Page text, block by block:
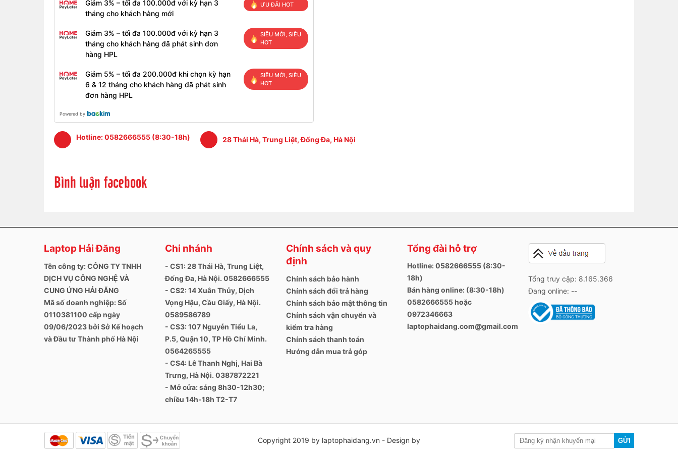
Cổng kết nối bổ sung thêm Thunderbolt 4
Cho đến nay, Microsoft đã sử dụng kết hợp đầu nối Surface của riêng mình và cổng USB thông thường (USB-A
Cạnh trái: Nút chỉnh âm lượng, giắc cắm âm thanh nổi 3,5 mm
Cạnh phải: Cổng sạc Surface , 2x USB-C w / Thunderbolt 4, nút nguồn
Dưới cùng: Chân tiếp xúc cho phím
Giảm 3% – tối đa 100.000đ với kỳ hạn 3
tháng cho khách hàng mới
ƯU ĐÃI HOT
Giảm 3% – tối đa 100.000đ với kỳ hạn 3
tháng cho khách hàng đã phát sinh đơn
hàng HPL
SIÊU MỚI, SIÊU
HOT
Giảm 5% – tối đa 200.000đ khi chọn kỳ hạn
6 & 12 tháng cho khách hàng đã phát sinh
đơn hàng HPL
SIÊU MỚI, SIÊU
HOT
Powered by
Hotline:0582666555 (8:30-18h) 28 Thái Hà, Trung Liệt, Đống Đa, Hà Nội
Bình luận facebook
Laptop Hải Đăng
Tên công ty: CÔNG TY TNHH
DỊCH VỤ CÔNG NGHỆ VÀ
CUNG ỨNG HẢI ĐĂNG
Mã số doanh nghiệp: Số
0110381100 cấp ngày
09/06/2023 bởi Sở Kế hoạch
và Đầu tư Thành phố Hà Nội
Chi nhánh
- CS1: 28 Thái Hà, Trung Liệt,
Đống Đa, Hà Nội. 0582666555
- CS2: 14 Xuân Thủy, Dịch
Vọng Hậu, Cầu Giấy, Hà Nội.
0589586789
- CS3: 107 Nguyễn Tiểu La,
P.5, Quận 10, TP Hồ Chí Minh.
0564265555
- CS4: Lê Thanh Nghị, Hai Bà
Trưng, Hà Nội. 0387872221
- Mở cửa: sáng 8h30-12h30;
chiều 14h-18h T2-T7
Chính sách và quy
định
Chính sách bảo hành
Chính sách đổi trả hàng
Chính sách bảo mật thông tin
Chính sách vận chuyển và
kiểm tra hàng
Chính sách thanh toán
Hướng dẫn mua trả góp
Tổng đài hỗ trợ
Hotline: 0582666555 (8:30-
18h)
Bán hàng online: (8:30-18h)
0582666555 hoặc
0972346663
laptophaidang.com@gmail.com
Tổng truy cập: 8.165.366
Đang online: --
Copyright 2019 by laptophaidang.vn - Design by GỬI